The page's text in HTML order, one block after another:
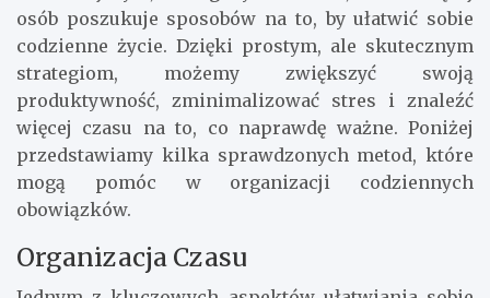
osób poszukuje sposobów na to, by ułatwić sobie
codzienne życie. Dzięki prostym, ale skutecznym
strategiom, możemy zwiększyć swoją
produktywność, zminimalizować stres i znaleźć
więcej czasu na to, co naprawdę ważne. Poniżej
przedstawiamy kilka sprawdzonych metod, które
mogą pomóc w organizacji codziennych
obowiązków.
Organizacja Czasu